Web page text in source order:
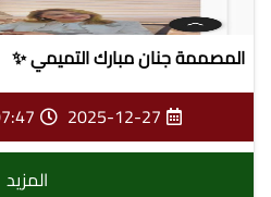
المصممة جنان مبارك التميمي ✨
المزيد
2025-12-27
07:47